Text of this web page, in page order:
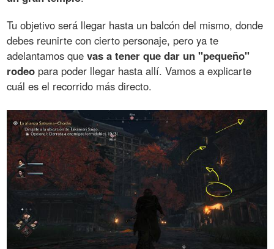
Tu objetivo será llegar hasta un balcón del mismo, donde
debes reunirte con cierto personaje, pero ya te
adelantamos quevas a tener que dar un "pequeño"
rodeo para poder llegar hasta allí. Vamos a explicarte
cuál es el recorrido más directo.